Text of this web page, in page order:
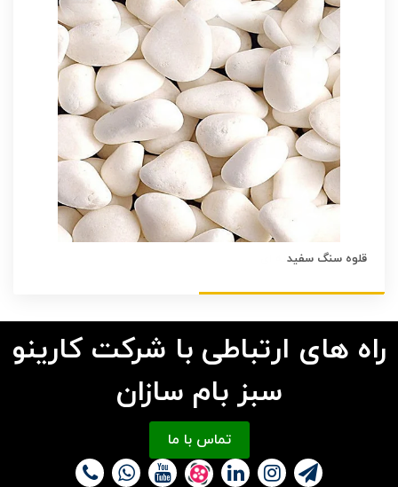
قلوه سنگ سفید
راه های ارتباطی با شرکت کارینو
سبز بام سازان
تماس با ما